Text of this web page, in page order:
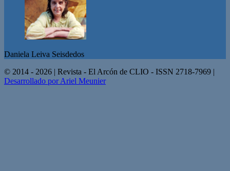
Daniela Leiva Seisdedos
© 2014 - 2026 | Revista - El Arcón de CLIO - ISSN 2718-7969 |
Desarrollado por Ariel Meunier